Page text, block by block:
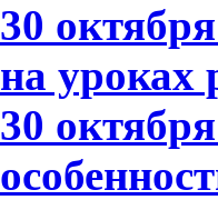
30
на уроках
30